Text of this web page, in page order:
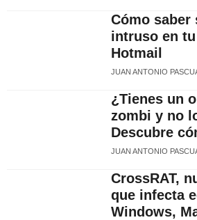
Cómo saber
intruso en
Hotmail
JUAN ANTONIO
¿Tienes un
zombi y no
Descubre
JUAN ANTONIO
CrossRAT,
que infecta
Windows,